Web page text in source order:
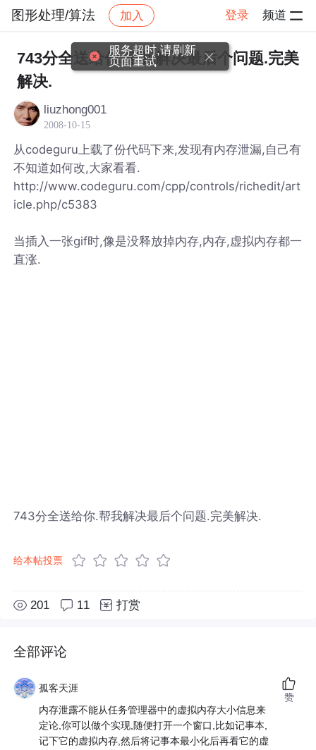
图形处理/算法 加入 登录 频道
社区 图形处理/算法 帖子详情
743分全送给你.帮我解决最后个问题.完美
解决.
liuzhong001
2008-10-15
从codeguru上载了份代码下来,发现有内存泄漏,自己有
不知道如何改,大家看看.
http://www.codeguru.com/cpp/controls/richedit/art
icle.php/c5383
当插入一张gif时,像是没释放掉内存,内存,虚拟内存都一
直涨.
743分全送给你.帮我解决最后个问题.完美解决.
给本帖投票
201 11 打赏
全部评论
孤客天涯
内存泄露不能从任务管理器中的虚拟内存大小信息来
定论,你可以做个实现,随便打开一个窗口,比如记事本,
记下它的虚拟内存,然后将记事本最小化后再看它的虚
赞
服务超时,请刷新
页面重试